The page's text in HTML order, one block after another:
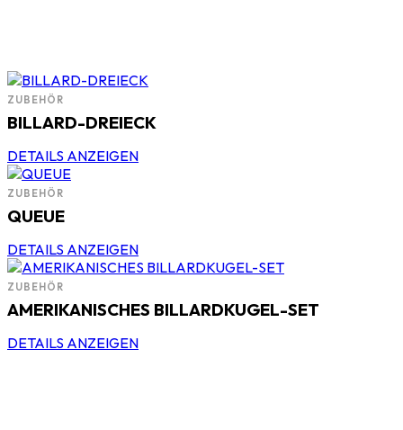
ZUBEHÖR
BILLARD-DREIECK
DETAILS ANZEIGEN
ZUBEHÖR
QUEUE
DETAILS ANZEIGEN
ZUBEHÖR
AMERIKANISCHES BILLARDKUGEL-SET
DETAILS ANZEIGEN